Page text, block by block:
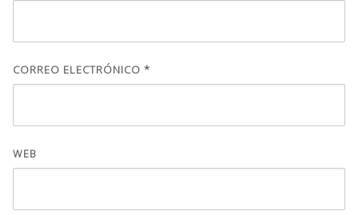
CORREO ELECTRÓNICO *
WEB